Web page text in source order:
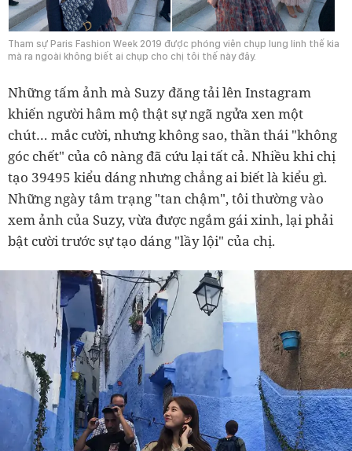
Tham sự Paris Fashion Week 2019 được phóng viên chụp lung linh thế kia
mà ra ngoài không biết ai chụp cho chị tôi thế này đây.
Những tấm ảnh mà Suzy đăng tải lên Instagram
khiến người hâm mộ thật sự ngã ngửa xen một
chút… mắc cười, nhưng không sao, thần thái "không
góc chết" của cô nàng đã cứu lại tất cả. Nhiều khi chị
tạo 39495 kiểu dáng nhưng chẳng ai biết là kiểu gì.
Những ngày tâm trạng "tan chậm", tôi thường vào
xem ảnh của Suzy, vừa được ngắm gái xinh, lại phải
bật cười trước sự tạo dáng "lầy lội" của chị.